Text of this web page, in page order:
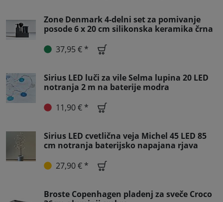
Zone Denmark 4-delni set za pomivanje
posode 6 x 20 cm silikonska keramika črna
37,95 € *
Sirius LED luči za vile Selma lupina 20 LED
notranja 2 m na baterije modra
11,90 € *
Sirius LED cvetlična veja Michel 45 LED 85
cm notranja baterijsko napajana rjava
27,90 € *
Broste Copenhagen pladenj za sveče Croco